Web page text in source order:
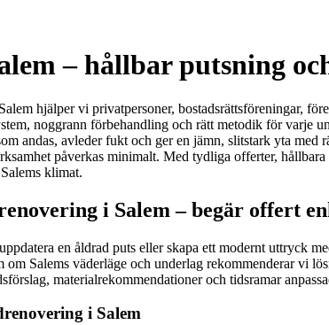
– hållbar putsning
hjälper vi privatpersoner, bostadsrättsföreningar,
noggrann förbehandling och rätt metodik för
andas, avleder fukt och ger en jämn, slitstark yta
påverkas minimalt. Med tydliga offerter,
klimat.
i Salem – begär offert
en åldrad puts eller skapa ett modernt uttryck
om Salems väderläge och underlag rekommenderar vi
materialrekommendationer och tidsramar
i Salem